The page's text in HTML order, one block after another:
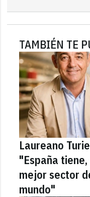
TAMBIÉN TE
Laureano
"España
mejor sector
mundo"